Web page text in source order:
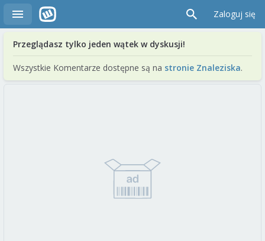
Zaloguj się
Przeglądasz tylko jeden wątek w dyskusji!
Wszystkie Komentarze dostępne są na stronie Znaleziska.